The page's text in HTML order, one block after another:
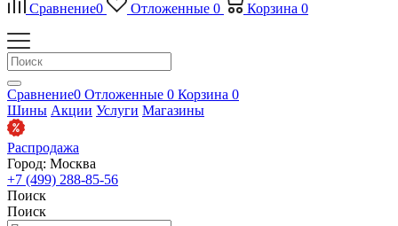
Сравнение0 Отложенные 0 Корзина 0
Сравнение0 Отложенные 0 Корзина 0
Шины Акции Услуги Магазины
Распродажа
Город: Москва
+7 (499) 288-85-56
Поиск
Поиск